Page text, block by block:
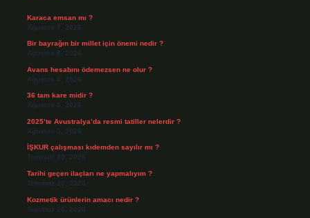
Karaca emsan mı ?
Ağustos 7, 2026
Bir bayrağın bir millet için önemi nedir ?
Ağustos 6, 2026
Avans hesabını ödemezsen ne olur ?
Ağustos 4, 2026
36 tam kare midir ?
Ağustos 3, 2026
2025’te Avustralya’da resmi tatiller nelerdir ?
Ağustos 3, 2026
İŞKUR çalışması kıdemden sayılır mı ?
Temmuz 30, 2026
Tarihi geçen ilaçları ne yapmalıyım ?
Temmuz 28, 2026
Kozmetik ürünlerin amacı nedir ?
Temmuz 26, 2026